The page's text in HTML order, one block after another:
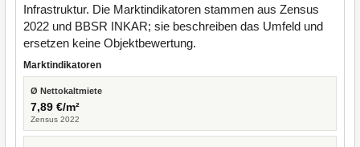
Infrastruktur. Die Marktindikatoren stammen aus Zensus
2022 und BBSR INKAR; sie beschreiben das Umfeld und
ersetzen keine Objektbewertung.
Marktindikatoren
Ø Nettokaltmiete
7,89 €/m²
Zensus 2022